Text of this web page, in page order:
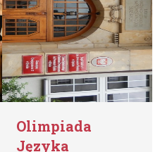
Olimpiada
Języka